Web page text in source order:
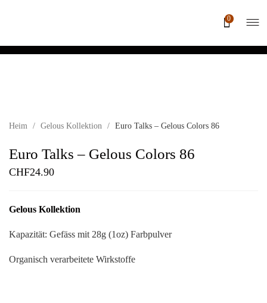
0
Heim / Gelous Kollektion / Euro Talks – Gelous Colors 86
Euro Talks – Gelous Colors 86
CHF24.90
Gelous Kollektion
Kapazität: Gefäss mit 28g (1oz) Farbpulver
Organisch verarbeitete Wirkstoffe